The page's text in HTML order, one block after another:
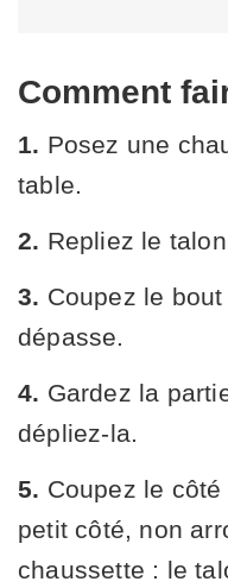
Comment
1. Posez une
table.
2. Repliez le
3. Coupez le
dépasse.
4. Gardez la
dépliez-la.
5. Coupez le
petit côté, non
chaussette : le